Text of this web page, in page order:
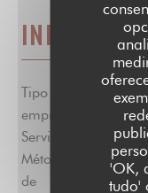
'OK,
tudo'
Tipo de
empresa
Serviços
Esplanada
Métodos
de